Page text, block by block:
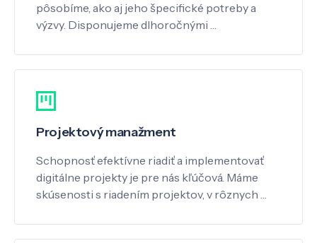
pôsobíme, ako aj jeho špecifické potreby a
výzvy. Disponujeme dlhoročnými …
Projektový manažment
Schopnosť efektívne riadiť a implementovať
digitálne projekty je pre nás kľúčová. Máme
skúsenosti s riadením projektov, v rôznych …